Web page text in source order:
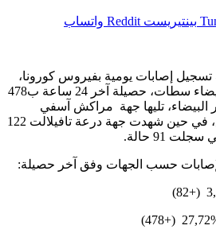
بينتيريست واتساب
إصابات يومية بفيروس كورونا،
حيث تصدرت جهة الدار البيضاء سطات، حصيلة آخر 24 ساعة ب478
بمدينة الدار البيضاء، تليها جهة مراكش آسفي
ب240 إصابة، 165 بمراكش، في حين شهدت جهة درعة تافيلالت 122
91 حالة.
للإصابات حسب الجهات وفق آخر حصيلة: